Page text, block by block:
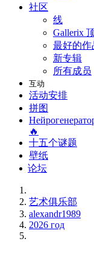
社区
线
Gallerix
最好的作
新专辑
所有成员
互动
活动安排
拼图
🔥
十五个谜题
壁纸
论坛
艺术俱乐部
alexandr1989
2026 год